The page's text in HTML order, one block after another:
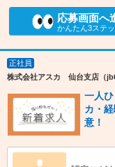
応募画面へ
かんたん3ステッ
正社員
株式会社アスカ 仙台支店（
一人
カ・
意！